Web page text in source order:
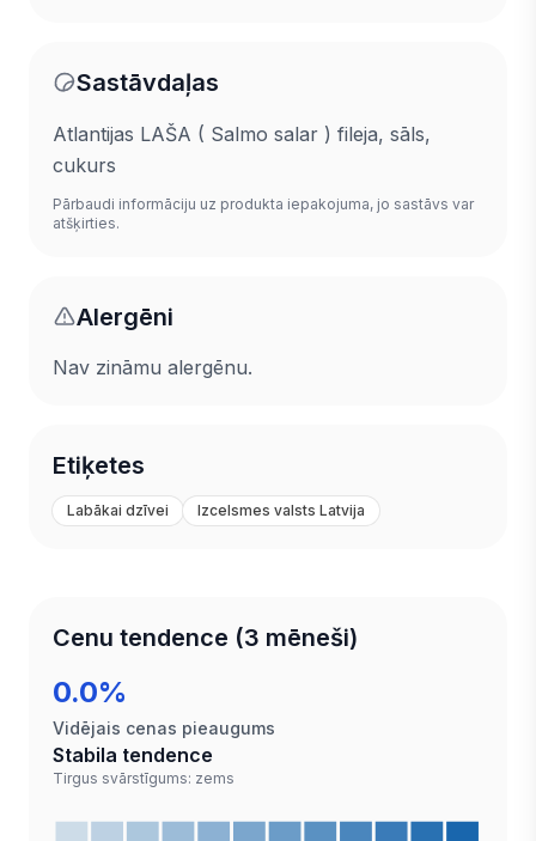
Sastāvdaļas
Atlantijas LAŠA ( Salmo salar ) fileja, sāls,
cukurs
Pārbaudi informāciju uz produkta iepakojuma, jo sastāvs var
atšķirties.
Alergēni
Nav zināmu alergēnu.
Etiķetes
Labākai dzīvei Izcelsmes valsts Latvija
Cenu tendence (3 mēneši)
0.0%
Vidējais cenas pieaugums
Stabila tendence
Tirgus svārstīgums: zems